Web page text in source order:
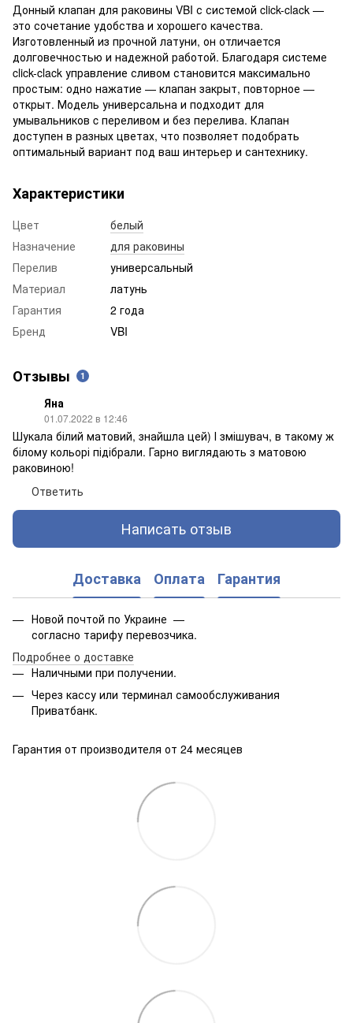
Донный клапан для раковины VBI с системой click-clack —
это сочетание удобства и хорошего качества.
Изготовленный из прочной латуни, он отличается
долговечностью и надежной работой. Благодаря системе
click-clack управление сливом становится максимально
простым: одно нажатие — клапан закрыт, повторное —
открыт. Модель универсальна и подходит для
умывальников c переливом и без перелива. Клапан
доступен в разных цветах, что позволяет подобрать
оптимальный вариант под ваш интерьер и сантехнику.
Характеристики
Цвет
белый
Назначение
для раковины
Перелив
универсальный
Материал
латунь
Гарантия
2 года
Бренд
VBI
Отзывы 1
Яна
01.07.2022 в 12:46
Шукала білий матовий, знайшла цей) І змішувач, в такому ж
білому кольорі підібрали. Гарно виглядають з матовою
раковиною!
Ответить
Написать отзыв
Доставка Оплата Гарантия
Новой почтой по Украине —
согласно тарифу перевозчика.
Подробнее о доставке
Наличными при получении.
Через кассу или терминал самообслуживания
Приватбанк.
Гарантия от производителя от 24 месяцев